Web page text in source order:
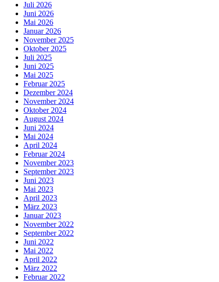
Juli 2026
Juni 2026
Mai 2026
Januar 2026
November 2025
Oktober 2025
Juli 2025
Juni 2025
Mai 2025
Februar 2025
Dezember 2024
November 2024
Oktober 2024
August 2024
Juni 2024
Mai 2024
April 2024
Februar 2024
November 2023
September 2023
Juni 2023
Mai 2023
April 2023
März 2023
Januar 2023
November 2022
September 2022
Juni 2022
Mai 2022
April 2022
März 2022
Februar 2022